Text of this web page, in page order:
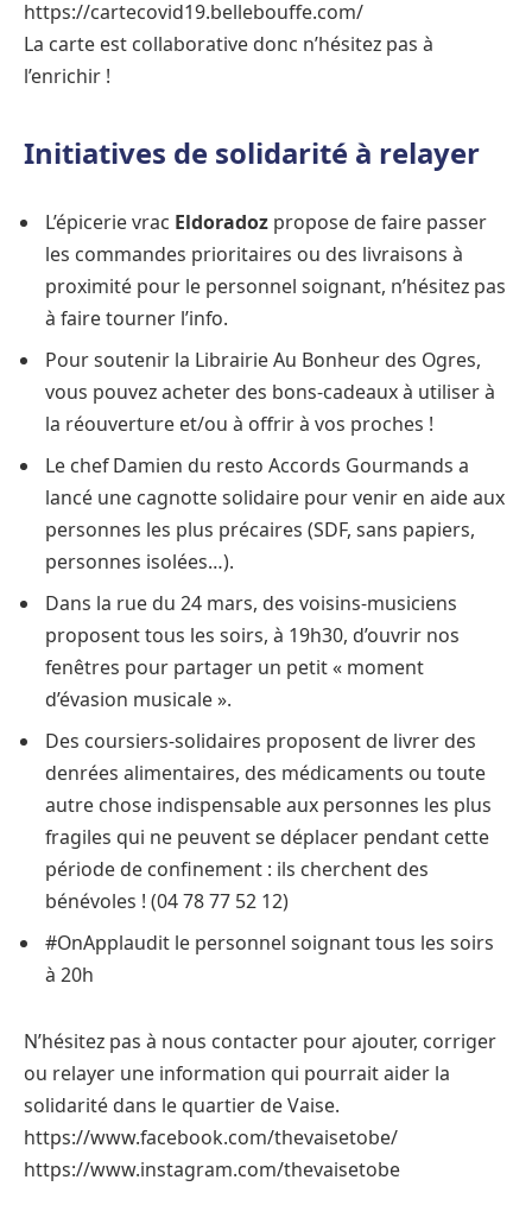
https://cartecovid19.bellebouffe.com/
La carte est collaborative donc n’hésitez pas à
l’enrichir !
Initiatives de solidarité à relayer
L’épicerie vrac Eldoradoz propose de faire passer
les commandes prioritaires ou des livraisons à
proximité pour le personnel soignant, n’hésitez pas
à faire tourner l’info.
Pour soutenir la Librairie Au Bonheur des Ogres,
vous pouvez acheter des bons-cadeaux à utiliser à
la réouverture et/ou à offrir à vos proches !
Le chef Damien du resto Accords Gourmands a
lancé une cagnotte solidaire pour venir en aide aux
personnes les plus précaires (SDF, sans papiers,
personnes isolées…).
Dans la rue du 24 mars, des voisins-musiciens
proposent tous les soirs, à 19h30, d’ouvrir nos
fenêtres pour partager un petit « moment
d’évasion musicale ».
Des coursiers-solidaires proposent de livrer des
denrées alimentaires, des médicaments ou toute
autre chose indispensable aux personnes les plus
fragiles qui ne peuvent se déplacer pendant cette
période de confinement : ils cherchent des
bénévoles ! (04 78 77 52 12)
#OnApplaudit le personnel soignant tous les soirs
à 20h
N’hésitez pas à nous contacter pour ajouter, corriger
ou relayer une information qui pourrait aider la
solidarité dans le quartier de Vaise.
https://www.facebook.com/thevaisetobe/
https://www.instagram.com/thevaisetobe